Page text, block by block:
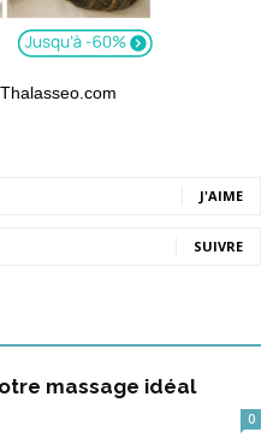
J'AIME
SUIVRE
massage idéal
0